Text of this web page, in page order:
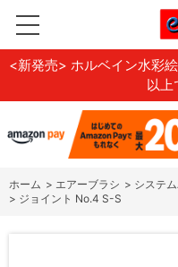
<新発売> ホルベイン水彩
以上
ホーム > エアーブラシ > システ
> ジョイント No.4 S-S